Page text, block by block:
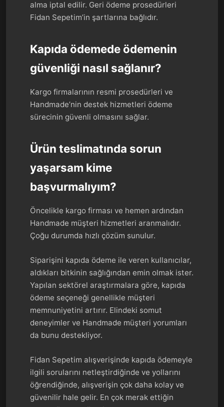
alma iptal edilir. Geri ödeme prosedürleri
Fidan Sepetim’in şartlarına bağlıdır.
Kapıda ödemede ödemenin
güvenliği nasıl sağlanır?
Kargo firmalarının resmi prosedürleri ve
Handmade’nin destek hizmetleri ödeme
sürecinin güvenli olmasını sağlar.
Ürün teslimatında sorun
yaşarsam kime
başvurmalıyım?
Öncelikle kargo firması ve hemen ardından
Handmade müşteri hizmetleri aranmalıdır.
Çoğu durumda hızlı çözüm sunulur.
Siparişini kapıda ödeme ile veren kullanıcılar,
aldıkları bitkinin sağlığından emin olmak ister.
Yapılan sektörel araştırmalara göre, kapıda
ödeme seçeneği genellikle müşteri
memnuniyetini artırır. Elindeki somut
deneyimler ve Handmade müşteri yorumları
da bunu destekliyor.
Fidan Sepetim alışverişinde kapıda ödemeyle
ilgili sorularını netleştirdiğinde ve yollarını
öğrendiğinde, alışverişin çok daha kolay ve
güvenilir hale gelir. En çok merak ettiğin